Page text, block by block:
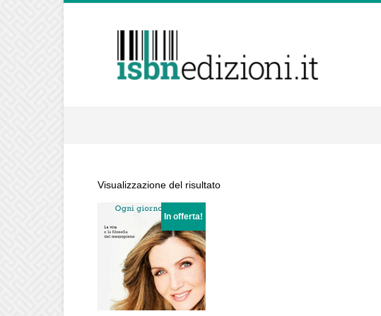
isbnedizioni.it
Visualizzazione del risultato
In offerta!